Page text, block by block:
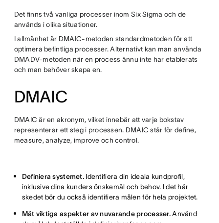
Det finns två vanliga processer inom Six Sigma och de
används i olika situationer.
I allmänhet är DMAIC-metoden standardmetoden för att
optimera befintliga processer. Alternativt kan man använda
DMADV-metoden när en process ännu inte har etablerats
och man behöver skapa en.
DMAIC
DMAIC är en akronym, vilket innebär att varje bokstav
representerar ett steg i processen. DMAIC står för define,
measure, analyze, improve och control.
Definiera systemet. Identifiera din ideala kundprofil,
inklusive dina kunders önskemål och behov. I det här
skedet bör du också identifiera målen för hela projektet.
Mät viktiga aspekter av nuvarande processer.Använd